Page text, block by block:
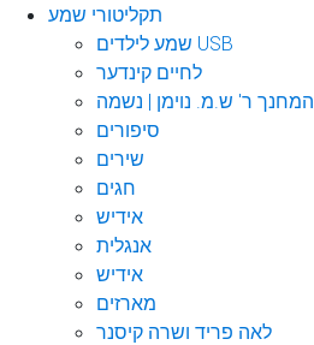
תקליטורי שמע
שמע לילדים USB
לחיים קינדער
המחנך ר' ש.מ. נוימן | נשמה
סיפורים
שירים
חגים
אידיש
אנגלית
אידיש
מארזים
לאה פריד ושרה קיסנר